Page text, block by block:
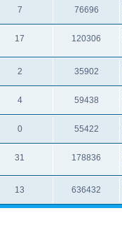
7 76696
17 120306
2 35902
4 59438
0 55422
31 178836
13 636432